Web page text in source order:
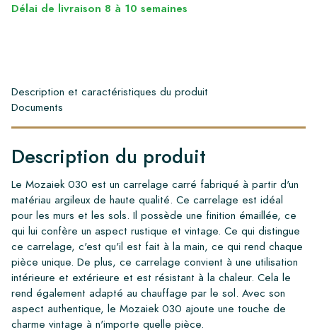
Délai de livraison 8 à 10 semaines
Description et caractéristiques du produit
Documents
Description du produit
Le Mozaiek 030 est un carrelage carré fabriqué à partir d'un
matériau argileux de haute qualité. Ce carrelage est idéal
pour les murs et les sols. Il possède une finition émaillée, ce
qui lui confère un aspect rustique et vintage. Ce qui distingue
ce carrelage, c'est qu'il est fait à la main, ce qui rend chaque
pièce unique. De plus, ce carrelage convient à une utilisation
intérieure et extérieure et est résistant à la chaleur. Cela le
rend également adapté au chauffage par le sol. Avec son
aspect authentique, le Mozaiek 030 ajoute une touche de
charme vintage à n'importe quelle pièce.